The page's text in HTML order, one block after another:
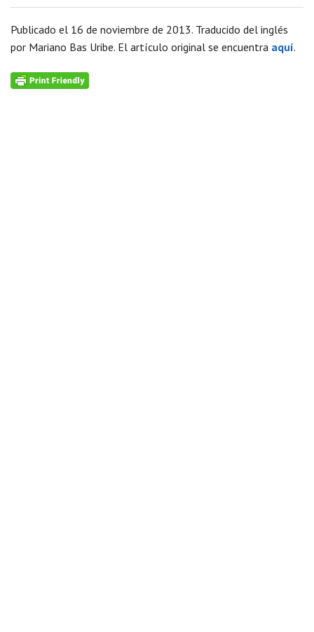
Publicado el 16 de noviembre de 2013. Traducido del inglés
por Mariano Bas Uribe. El artículo original se encuentra aquí.